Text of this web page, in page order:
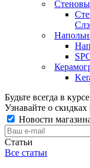
Будьте всегда в
Узнавайте о
Новости
Статьи
Все статьи